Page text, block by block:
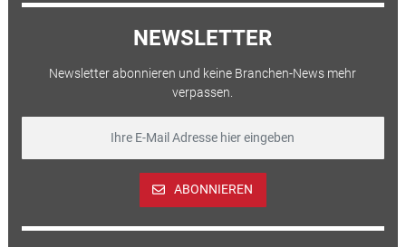
NEWSLETTER
Newsletter abonnieren und keine Branchen-News mehr
verpassen.
ABONNIEREN